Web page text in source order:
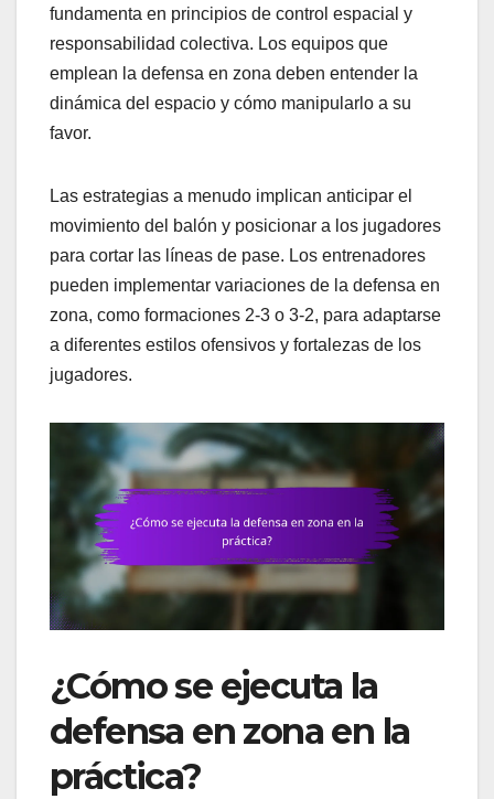
fundamenta en principios de control espacial y
responsabilidad colectiva. Los equipos que
emplean la defensa en zona deben entender la
dinámica del espacio y cómo manipularlo a su
favor.
Las estrategias a menudo implican anticipar el
movimiento del balón y posicionar a los jugadores
para cortar las líneas de pase. Los entrenadores
pueden implementar variaciones de la defensa en
zona, como formaciones 2-3 o 3-2, para adaptarse
a diferentes estilos ofensivos y fortalezas de los
jugadores.
¿Cómo se ejecuta la
defensa en zona en la
práctica?